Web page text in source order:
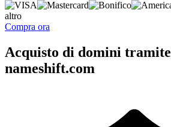
altro
Compra ora
Acquisto di domini tramite
nameshift.com